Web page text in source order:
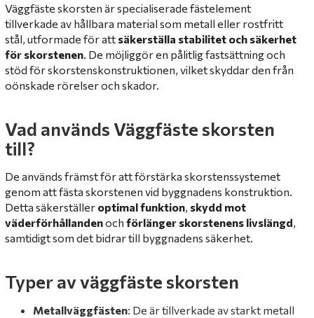
Väggfäste skorsten är specialiserade fästelement
tillverkade av hållbara material som metall eller rostfritt
stål, utformade för att säkerställa stabilitet och säkerhet
för skorstenen . De möjliggör en pålitlig fastsättning och
stöd för skorstenskonstruktionen, vilket skyddar den från
oönskade rörelser och skador.
Vad används Väggfäste skorsten
till?
De används främst för att förstärka skorstenssystemet
genom att fästa skorstenen vid byggnadens konstruktion.
Detta säkerställer optimal funktion, skydd mot
väderförhållandenoch förlänger skorstenens livslängd,
samtidigt som det bidrar till byggnadens säkerhet.
Typer av väggfäste skorsten
Metallväggfästen: De är tillverkade av starkt metall